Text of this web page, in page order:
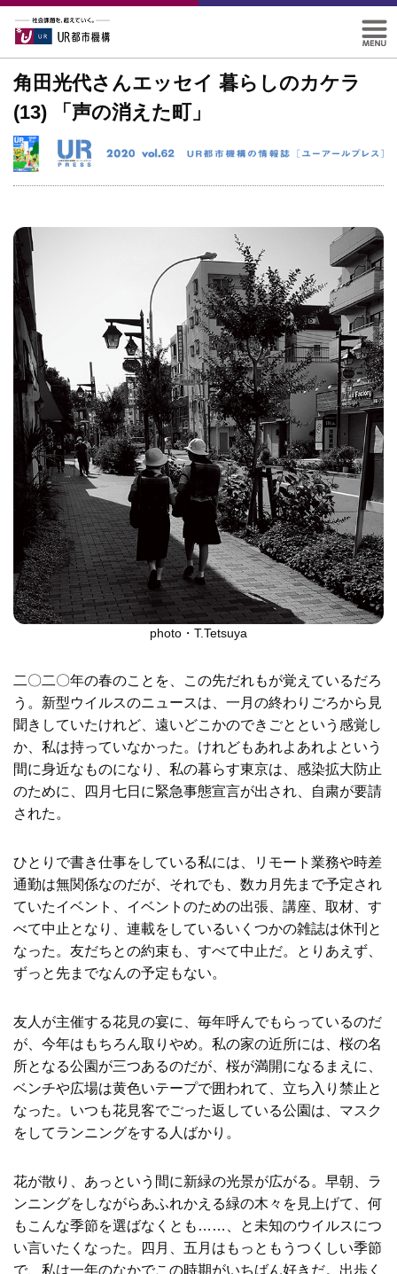
角田光代さんエッセイ 暮らしのカケラ
(13) 「声の消えた町」
photo・T.Tetsuya
二〇二〇年の春のことを、この先だれもが覚えているだろ
う。新型ウイルスのニュースは、一月の終わりごろから見
聞きしていたけれど、遠いどこかのできごとという感覚し
か、私は持っていなかった。けれどもあれよあれよという
間に身近なものになり、私の暮らす東京は、感染拡大防止
のために、四月七日に緊急事態宣言が出され、自粛が要請
された。
ひとりで書き仕事をしている私には、リモート業務や時差
通勤は無関係なのだが、それでも、数カ月先まで予定され
ていたイベント、イベントのための出張、講座、取材、す
べて中止となり、連載をしているいくつかの雑誌は休刊と
なった。友だちとの約束も、すべて中止だ。とりあえず、
ずっと先までなんの予定もない。
友人が主催する花見の宴に、毎年呼んでもらっているのだ
が、今年はもちろん取りやめ。私の家の近所には、桜の名
所となる公園が三つあるのだが、桜が満開になるまえに、
ベンチや広場は黄色いテープで囲われて、立ち入り禁止と
なった。いつも花見客でごった返している公園は、マスク
をしてランニングをする人ばかり。
花が散り、あっという間に新緑の光景が広がる。早朝、ラ
ンニングをしながらあふれかえる緑の木々を見上げて、何
もこんな季節を選ばなくとも……、と未知のウイルスにつ
い言いたくなった。四月、五月はもっともうつくしい季節
で、私は一年のなかでこの時期がいちばん好きだ。出歩く